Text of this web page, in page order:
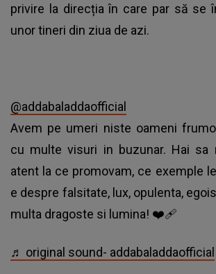
privire la direcția în care par să se
unor tineri din ziua de azi.
@addabaladdaofficial
Avem pe umeri niste oameni
cu multe visuri in buzunar. Hai sa
atent la ce promovam, ce exemple
e despre falsitate, lux, opulenta,
multa dragoste si lumina! ❤‍🩹
♬ original sound- addabaladdaofficial